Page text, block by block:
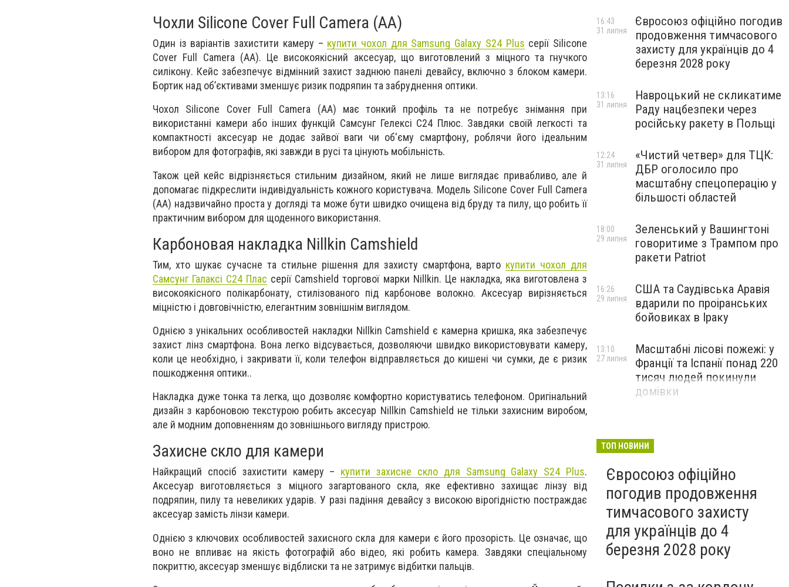
Чохли Silicone Cover Full Camera (AA)
Один із варіантів захистити камеру – купити чохол для Samsung Galaxy S24 Plus серії Silicone
Cover Full Camera (AA). Це високоякісний аксесуар, що виготовлений з міцного та гнучкого
силікону. Кейс забезпечує відмінний захист заднюю панелі девайсу, включно з блоком камери.
Бортик над об’єктивами зменшує ризик подряпин та забруднення оптики.
Чохол Silicone Cover Full Camera (AA) має тонкий профіль та не потребує знімання при
використанні камери або інших функцій Самсунг Гелексі С24 Плюс. Завдяки своїй легкості та
компактності аксесуар не додає зайвої ваги чи об'єму смартфону, роблячи його ідеальним
вибором для фотографів, які завжди в русі та цінують мобільність.
Також цей кейс відрізняється стильним дизайном, який не лише виглядає привабливо, але й
допомагає підкреслити індивідуальність кожного користувача. Модель Silicone Cover Full Camera
(AA) надзвичайно проста у догляді та може бути швидко очищена від бруду та пилу, що робить її
практичним вибором для щоденного використання.
Карбоновая накладка Nillkin Camshield
Тим, хто шукає сучасне та стильне рішення для захисту смартфона, варто купити чохол для
Самсунг Галаксі С24 Плас серії Camshield торгової марки Nillkin. Це накладка, яка виготовлена з
високоякісного полікарбонату, стилізованого під карбонове волокно. Аксесуар вирізняється
міцністю і довговічністю, елегантним зовнішнім виглядом.
Однією з унікальних особливостей накладки Nillkin Camshield є камерна кришка, яка забезпечує
захист лінз смартфона. Вона легко відсувається, дозволяючи швидко використовувати камеру,
коли це необхідно, і закривати її, коли телефон відправляється до кишені чи сумки, де є ризик
пошкодження оптики..
Накладка дуже тонка та легка, що дозволяє комфортно користуватись телефоном. Оригінальний
дизайн з карбоновою текстурою робить аксесуар Nillkin Camshield не тільки захисним виробом,
але й модним доповненням до зовнішнього вигляду пристрою.
Захисне скло для камери
Найкращий спосіб захистити камеру – купити захисне скло для Samsung Galaxy S24 Plus.
Аксесуар виготовляється з міцного загартованого скла, яке ефективно захищає лінзу від
подряпин, пилу та невеликих ударів. У разі падіння девайсу з високою вірогідністю постраждає
аксесуар замість лінзи камери.
Однією з ключових особливостей захисного скла для камери є його прозорість. Це означає, що
воно не впливає на якість фотографій або відео, які робить камера. Завдяки спеціальному
покриттю, аксесуар зменшує відблиски та не затримує відбитки пальців.
Євросоюз офіційно погодив
продовження тимчасового
захисту для українців до 4
березня 2028 року
16:43
31 липня
Навроцький не скликатиме
Раду нацбезпеки через
російську ракету в Польщі
13:16
31 липня
«Чистий четвер» для ТЦК:
ДБР оголосило про
масштабну спецоперацію у
більшості областей
12:24
31 липня
Зеленський у Вашингтоні
говоритиме з Трампом про
ракети Patriot
18:00
29 липня
США та Саудівська Аравія
вдарили по проіранських
бойовиках в Іраку
16:26
29 липня
Масштабні лісові пожежі: у
Франції та Іспанії понад 220
тисяч людей покинули
домівки
13:10
27 липня
ТОП НОВИНИ
Євросоюз офіційно
погодив продовження
тимчасового захисту
для українців до 4
березня 2028 року